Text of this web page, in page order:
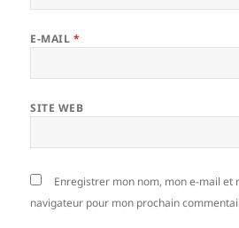
E-MAIL *
SITE WEB
Enregistrer mon nom, mon e-mail et
navigateur pour mon prochain